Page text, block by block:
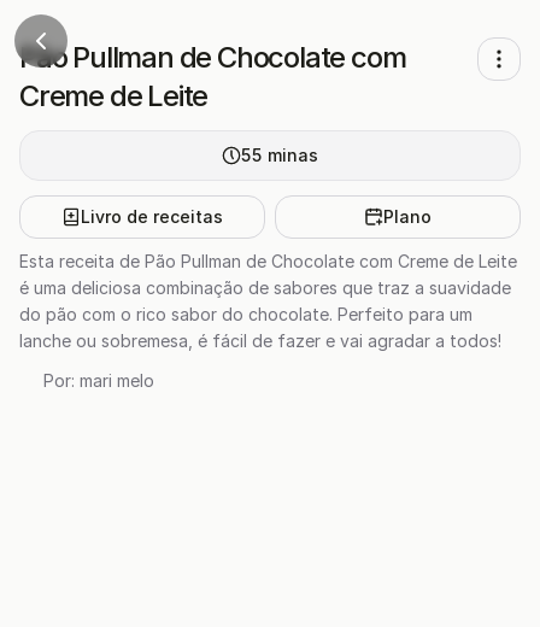
Pão Pullman de Chocolate com
Creme de Leite
55 minas
Livro de receitas Plano
Esta receita de Pão Pullman de Chocolate com Creme de Leite
é uma deliciosa combinação de sabores que traz a suavidade
do pão com o rico sabor do chocolate. Perfeito para um
lanche ou sobremesa, é fácil de fazer e vai agradar a todos!
Por: mari melo